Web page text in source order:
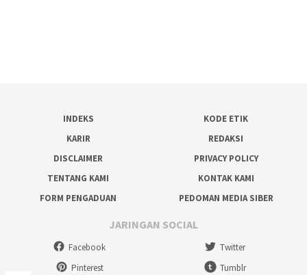
INDEKS
KODE ETIK
KARIR
REDAKSI
DISCLAIMER
PRIVACY POLICY
TENTANG KAMI
KONTAK KAMI
FORM PENGADUAN
PEDOMAN MEDIA SIBER
JARINGAN SOCIAL
Facebook
Twitter
Pinterest
Tumblr